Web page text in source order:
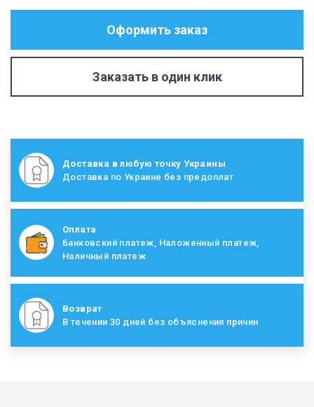
Оформить заказ
Заказать в один клик
Доставка в любую точку Украины
Доставка по Украине без предоплат
Оплата
Банковский платеж, Наложенный платеж,
Наличный платеж
Возврат
В течении 30 дней без объяснения причин